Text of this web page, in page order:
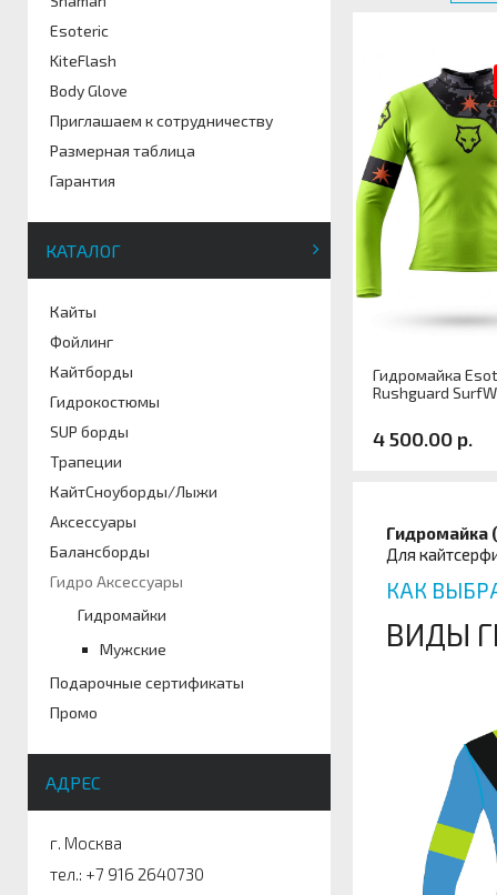
Esoteric
KiteFlash
Body Glove
Приглашаем к сотрудничеству
Размерная таблица
Гарантия
КАТАЛОГ
Кайты
Фойлинг
Кайтборды
Гидрокостюмы
SUP борды
Трапеции
КайтСноуборды/Лыжи
Аксессуары
Балансборды
Гидро Аксессуары
Гидромайки
Мужские
Подарочные сертификаты
Промо
АДРЕС
г. Москва
тел.: +7 916 2640730
Гидромайка
Rushguard
4 500.00 р.
Размер
Гидромайка
Для
КАК
ВИДЫ